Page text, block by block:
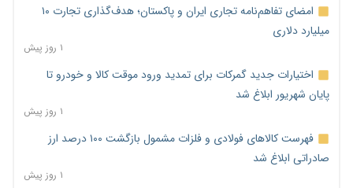
امضای تفاهم‌نامه تجاری ایران و پاکستان؛ هدف‌گذاری تجارت ۱۰
میلیارد دلاری
۱ روز پیش
اختیارات جدید گمرکات برای تمدید ورود موقت کالا و خودرو تا
پایان شهریور ابلاغ شد
۱ روز پیش
فهرست کالاهای فولادی و فلزات مشمول بازگشت ۱۰۰ درصد ارز
صادراتی ابلاغ شد
۱ روز پیش